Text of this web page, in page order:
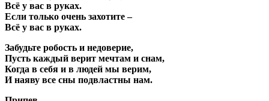
Всё у вас в руках.
Если только очень захотите –
Всё у вас в руках.
Забудьте робость и недоверие,
Пусть каждый верит мечтам и снам,
Когда в себя и в людей мы верим,
И наяву все сны подвластны нам.